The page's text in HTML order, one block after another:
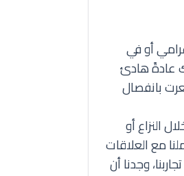
أو في
عادةً هادئ
بانفصال
النزاع أو
مع العلاقات
وجدنا أن